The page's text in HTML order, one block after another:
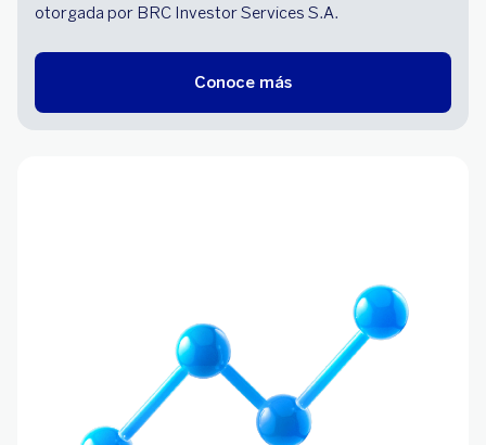
otorgada por BRC Investor Services S.A.
Conoce más